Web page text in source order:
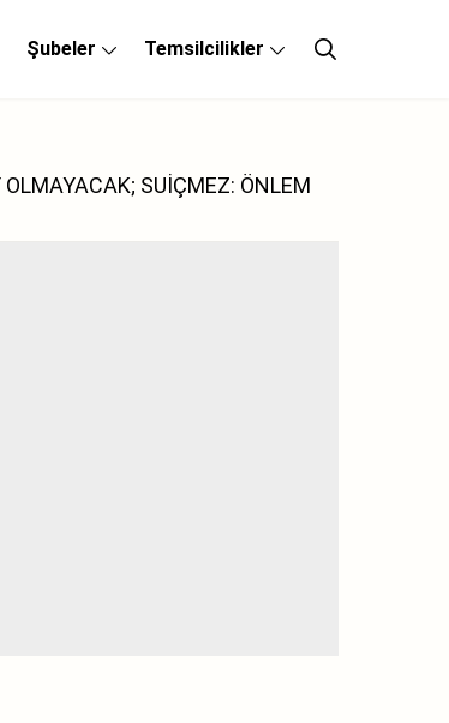
Şubeler Temsilcilikler
SUİÇMEZ: ÖNLEM